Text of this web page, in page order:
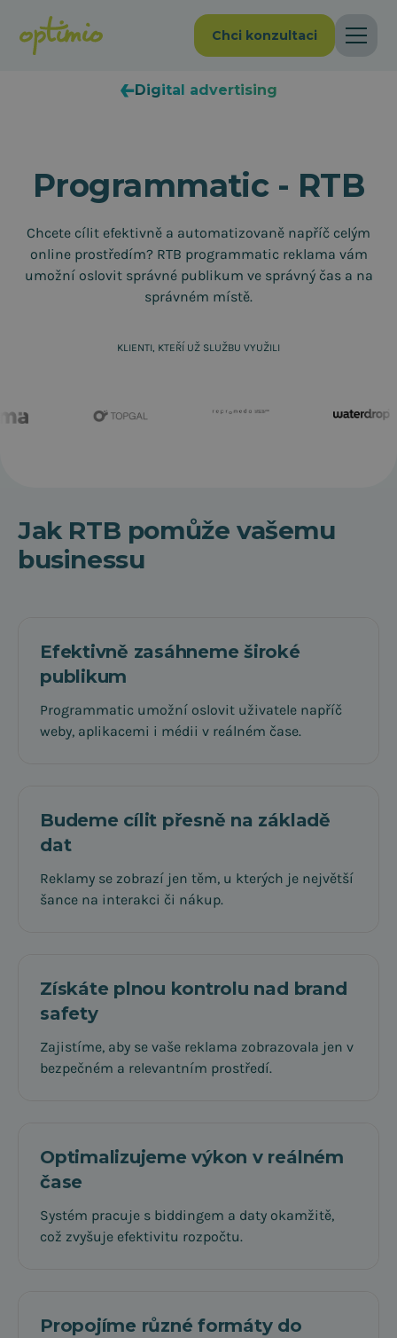
Chci konzultaci
Digital advertising
Programmatic - RTB
Chcete cílit efektivně a automatizovaně napříč celým
online prostředím? RTB programmatic reklama vám
umožní oslovit správné publikum ve správný čas a na
správném místě.
KLIENTI, KTEŘÍ UŽ SLUŽBU VYUŽILI
Jak RTB pomůže vašemu
businessu
Efektivně zasáhneme široké
publikum
Programmatic umožní oslovit uživatele napříč
weby, aplikacemi i médii v reálném čase.
Budeme cílit přesně na základě
dat
Reklamy se zobrazí jen těm, u kterých je největší
šance na interakci či nákup.
Získáte plnou kontrolu nad brand
safety
Zajistíme, aby se vaše reklama zobrazovala jen v
bezpečném a relevantním prostředí.
Optimalizujeme výkon v reálném
čase
Systém pracuje s biddingem a daty okamžitě,
což zvyšuje efektivitu rozpočtu.
Propojíme různé formáty do